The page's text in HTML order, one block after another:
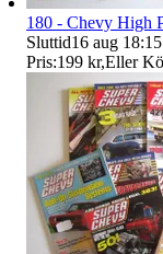
180 - Chevy High
Sluttid16 aug 18:15
Pris:199 kr,Eller